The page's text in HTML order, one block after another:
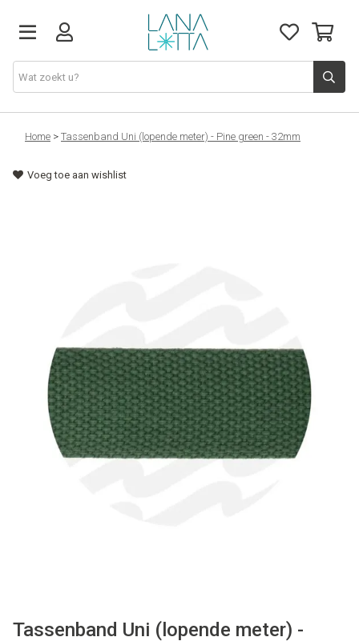
Stoffen
Fournituren
Workshops
Tips & tricks
Cadeaubon
Home > Tassenband Uni (lopende meter) - Pine green - 32mm
Voeg toe aan wishlist
Tassenband Uni (lopende meter) -